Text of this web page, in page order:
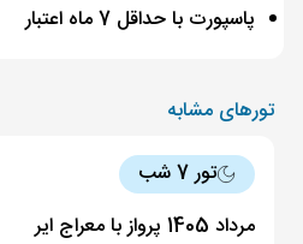
پاسپورت با حداقل 7 ماه اعتبار
تورهای مشابه
تور 7 شب
مرداد 1405 پرواز با معراج ایر